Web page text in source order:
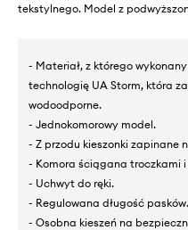
tekstylnego. Model z
- Materiał, z którego
technologię UA Storm, która
wodoodporne.
- Jednokomorowy model.
- Z przodu kieszonki zapinane
- Komora ściągana troczkami
- Uchwyt do ręki.
- Regulowana długość pasków.
- Osobna kieszeń na